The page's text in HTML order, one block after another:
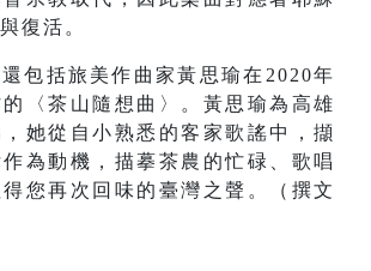
復活。
包括旅美作曲家黃思瑜在2020年
〈茶山隨想曲〉。黃思瑜為高雄
她從自小熟悉的客家歌謠中，擷
為動機，描摹茶農的忙碌、歌唱
您再次回味的臺灣之聲。（撰文